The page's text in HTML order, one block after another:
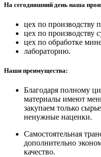
На сегодняшний день наша
цех по производству
цех по производству
цех по обработке
лабораторию.
Наши преимущества:
Благодаря полному
материалы имеют
закупаем только
ненужные наценки.
Самостоятельная
дополнительно
качество.